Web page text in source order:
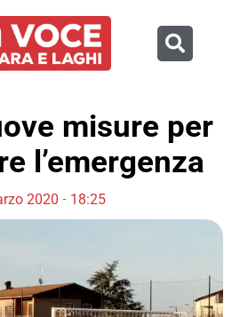
misure per
l’emergenza
2020 18:25